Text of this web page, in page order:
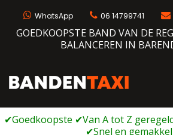
WhatsApp 06 14799741
GOEDKOOPSTE BAND VAN DE
BALANCEREN IN